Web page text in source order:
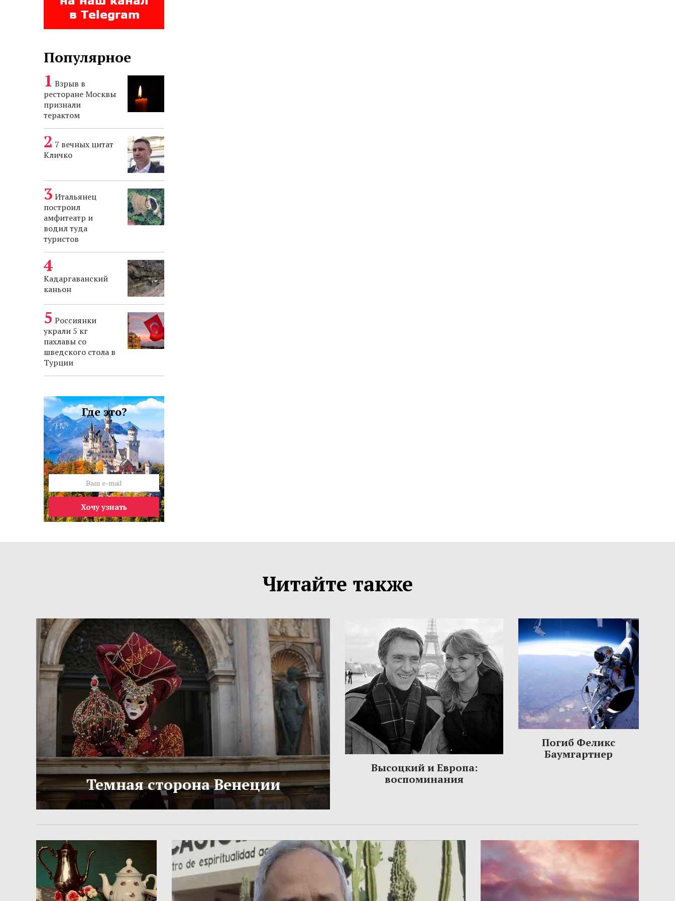
Популярное
Взрыв в
ресторане Москвы
признали
терактом
7 вечных цитат
Кличко
Итальянец
построил
амфитеатр и
водил туда
туристов
Кадаргаванский
каньон
Россиянки
украли 5 кг
пахлавы со
шведского стола в
Турции
Где это?
Хочу узнать
Читайте также
Темная сторона Венеции
Высоцкий и Европа:
воспоминания
Погиб Феликс
Баумгартнер